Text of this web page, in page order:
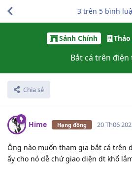
Sảnh Chính
Bắt cá trên điện
Chia sẻ
3 trên 5 bình
Hime Hạng đồng 20 Th06
Ông nào muốn tham gia bắt cá trên
ấy cho nó dễ chứ giao diện dt khổ